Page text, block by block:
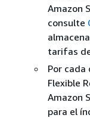
Amazon
consulte
tarifas
Por cada
Flexible
Amazon
para el